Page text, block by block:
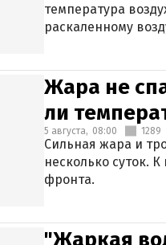
температура
раскаленному
Жара не
ли
5 августа, 08:00 1289
Сильная жара и
несколько суток.
фронта.
"Жаркая